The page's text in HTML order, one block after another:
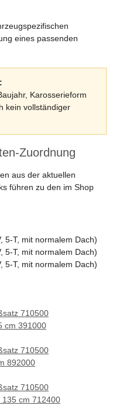
eines passenden
Karosserieform
kein vollständiger
Zuordnung
aus der aktuellen
führen zu den im Shop
5-T, mit normalem Dach)
5-T, mit normalem Dach)
5-T, mit normalem Dach)
710500
cm 391000
710500
892000
710500
cm 712400